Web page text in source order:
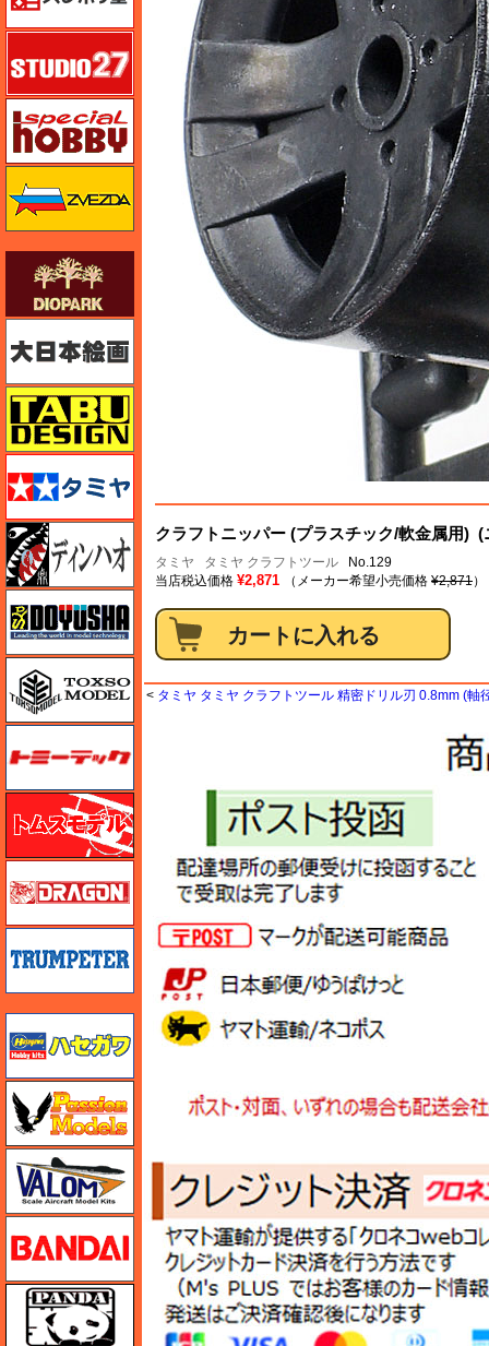
クラフトニッパー (プラスチック/軟金属用) (
タミヤ タミヤ クラフトツール No.129
当店税込価格 ¥2,871 （メーカー希望小売価格 ¥2,871）
< タミヤ タミヤ クラフトツール 精密ドリル刃 0.8mm (軸
スタジオ27・タブデザイン
スペシャルホビー
ズベズダ（Zvezda）
ダイオパーク（diopark）
ディン・ハオ
ドラゴン
トランペッター
ハセガワ
バンダイ
パンダホビー